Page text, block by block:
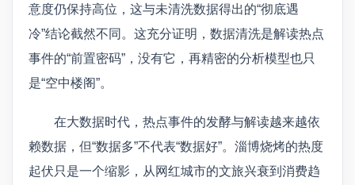
意度仍保持高位，这与未清洗数据得出的“彻底遇
冷”结论截然不同。这充分证明，数据清洗是解读热点
事件的“前置密码”，没有它，再精密的分析模型也只
是“空中楼阁”。
在大数据时代，热点事件的发酵与解读越来越依
赖数据，但“数据多”不代表“数据好”。淄博烧烤的热度
起伏只是一个缩影，从网红城市的文旅兴衰到消费趋